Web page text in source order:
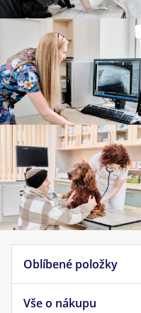
Oblíbené položky
Krmivo pro psy
Vše o nákupu